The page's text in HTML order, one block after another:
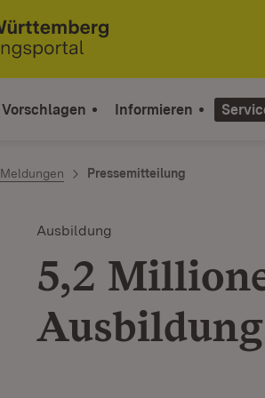
Vorschlagen Informieren
Meldungen Pressemitteilung
Ausbildung
5,2